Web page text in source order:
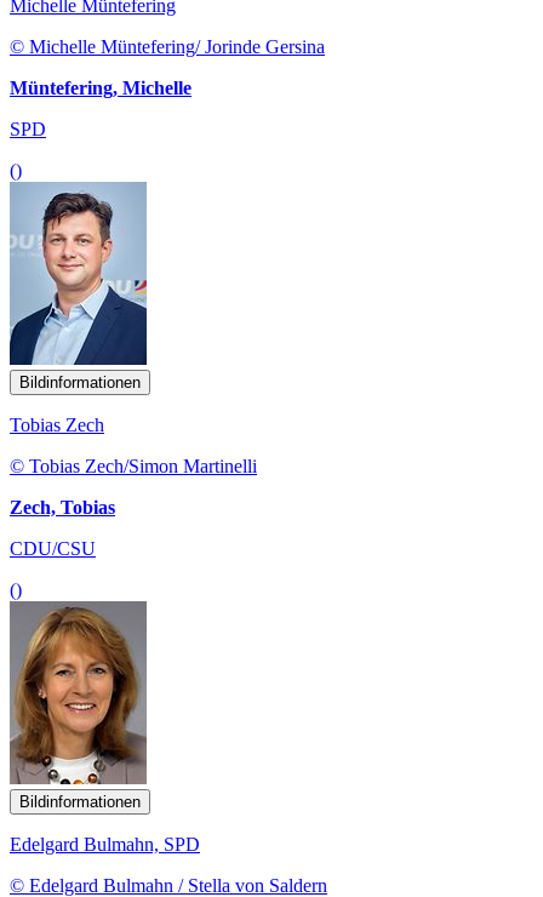
Michelle Müntefering
© Michelle Müntefering/ Jorinde Gersina
Müntefering, Michelle
SPD
()
Bildinformationen
Tobias Zech
© Tobias Zech/Simon Martinelli
Zech, Tobias
CDU/CSU
()
Bildinformationen
Edelgard Bulmahn, SPD
© Edelgard Bulmahn / Stella von Saldern